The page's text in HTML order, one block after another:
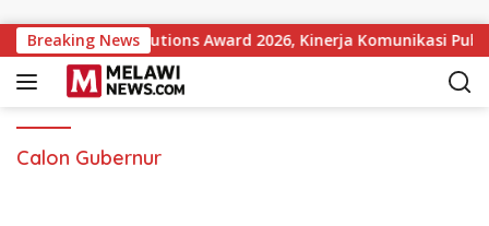
Breaking NewsInstitutions Award 2026, Kinerja Komunikasi
Calon Gubernur